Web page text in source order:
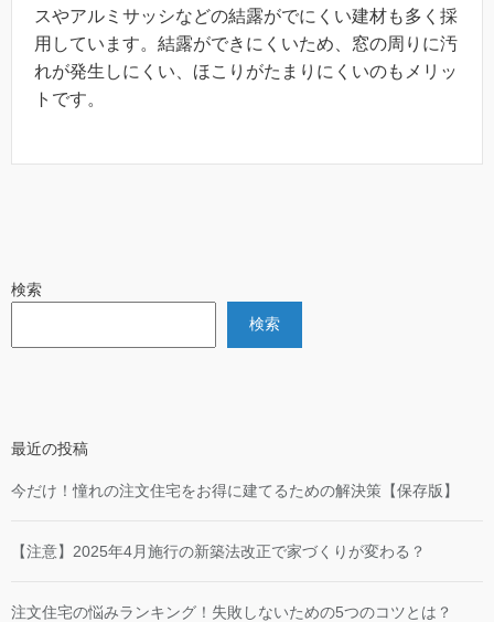
スやアルミサッシなどの結露がでにくい建材も多く採
用しています。結露ができにくいため、窓の周りに汚
れが発生しにくい、ほこりがたまりにくいのもメリッ
トです。
検索
検索
最近の投稿
今だけ！憧れの注文住宅をお得に建てるための解決策【保存版】
【注意】2025年4月施行の新築法改正で家づくりが変わる？
注文住宅の悩みランキング！失敗しないための5つのコツとは？